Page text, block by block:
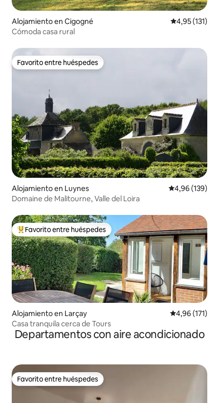
Alojamiento en Cigogné Calificación
4,95 (131)
Cómoda casa rural
Favorito entre huéspedes
Favorito entre huéspedes
Alojamiento en Luynes Calificación
4,96 (139)
Domaine de Malitourne, Valle del Loira
Favorito entre los huéspedes más destacados
Favorito entre huéspedes
Alojamiento en Larçay Calificación
4,96 (171)
Casa tranquila cerca de Tours
Departamentos con aire acondicionado
Favorito entre huéspedes
Favorito entre huéspedes